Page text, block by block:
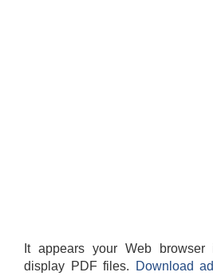
It appears your Web
display PDF files.
Download